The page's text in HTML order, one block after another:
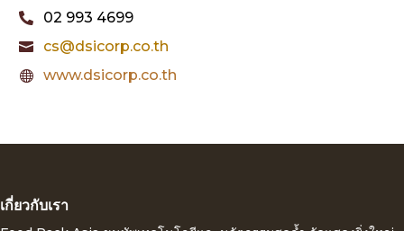
 02 993 4699
 cs@dsicorp.co.th
 www.dsicorp.co.th
เกี่ยวกับเรา